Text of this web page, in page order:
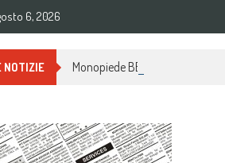
6, 2026
NOTIZIE Monopiede BENRO A38TD